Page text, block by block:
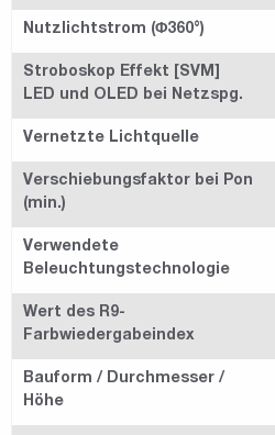
Nutzlichtstrom (Φ360°)
Stroboskop Effekt [SVM]
LED und OLED bei Netzspg.
Vernetzte Lichtquelle
Verschiebungsfaktor bei Pon
(min.)
Verwendete
Beleuchtungstechnologie
Wert des R9-
Farbwiedergabeindex
Bauform / Durchmesser /
Höhe